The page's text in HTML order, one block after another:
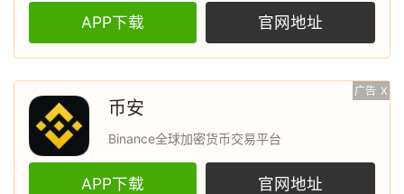
APP下载 官网地址
广告 X
币安
Binance全球加密货币交易平台
APP下载 官网地址